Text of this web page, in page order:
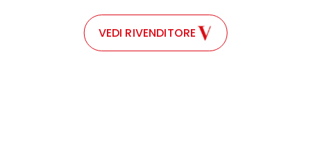
VEDI RIVENDITORE